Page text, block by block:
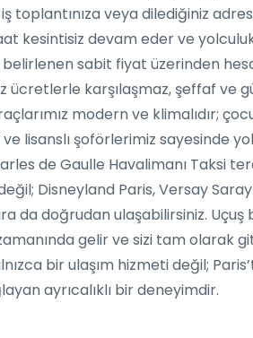
toplantınıza veya dilediğiniz
kesintisiz devam eder ve
belirlenen sabit fiyat üzerinden
ücretlerle karşılaşmaz, şeffaf ve
modern ve klimalıdır;
lisanslı şoförlerimiz sayesinde
de Gaulle Havalimanı Taksi
Disneyland Paris, Versay
da doğrudan ulaşabilirsiniz. Uçuş
gelir ve sizi tam olarak
bir ulaşım hizmeti değil;
ayrıcalıklı bir deneyimdir.